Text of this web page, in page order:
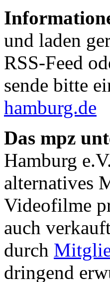
und laden
RSS-Feed
sende bitte
hamburg.de
Das mpz
Hamburg
alternatives
Videofilme
auch
durch
dringend